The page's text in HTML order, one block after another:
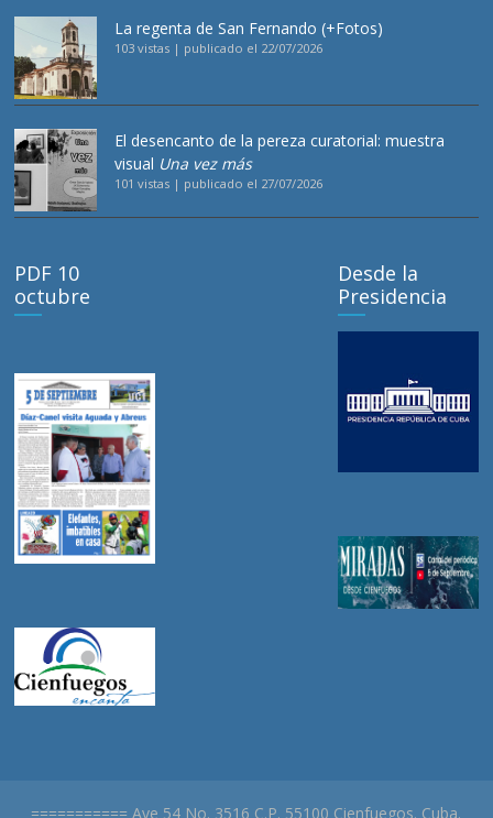
La regenta de San Fernando (+Fotos)
103 vistas | publicado el 22/07/2026
El desencanto de la pereza curatorial: muestra
visual Una vez más
101 vistas | publicado el 27/07/2026
PDF 10
octubre
Desde la
Presidencia
=========== Ave 54 No. 3516 C.P. 55100 Cienfuegos. Cuba.